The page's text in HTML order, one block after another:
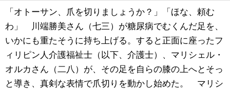
「オトーサン、爪を切りましょうか？」「ほな、頼む
わ」 川端勝美さん（七三）が糖尿病でむくんだ足を、
いかにも重たそうに持ち上げる。すると正面に座ったフ
ィリピン人介護福祉士（以下、介護士）、マリシェル・
オルカさん（二八）が、その足を自らの膝の上へとそっ
と導き、真剣な表情で爪切りを動かし始めた。 マリシ